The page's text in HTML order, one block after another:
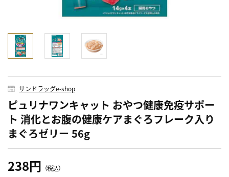
サンドラッグe-shop
ピュリナワンキャット おやつ健康免疫サポー
ト 消化とお腹の健康ケアまぐろフレーク入り
まぐろゼリー 56g
238円 （税込）